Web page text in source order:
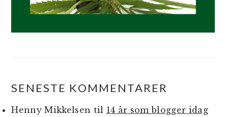
SENESTE KOMMENTARER
Henny Mikkelsen til 14 år som blogger idag